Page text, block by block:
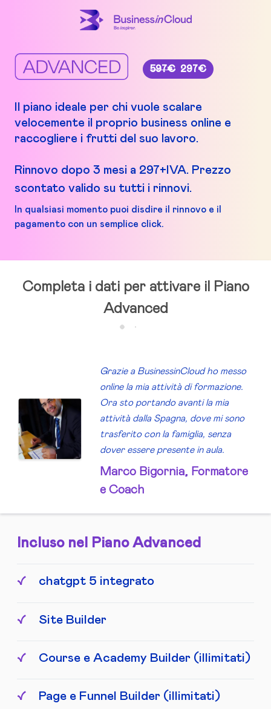
597€ 297€
Il piano ideale per chi vuole scalare
velocemente il proprio business online e
raccogliere i frutti del suo lavoro.
Rinnovo dopo 3 mesi a 297+IVA. Prezzo
scontato valido su tutti i rinnovi.
In qualsiasi momento puoi disdire il rinnovo e il
pagamento con un semplice click.
Completa i dati per attivare il Piano
Advanced
Grazie a BusinessinCloud ho messo
online la mia attività di formazione.
Ora sto portando avanti la mia
attività dalla Spagna, dove mi sono
trasferito con la famiglia, senza
dover essere presente in aula.
Marco Bigornia, Formatore
e Coach
Incluso nel Piano Advanced
chatgpt 5 integrato
Site Builder
Course e Academy Builder (illimitati)
Page e Funnel Builder (illimitati)